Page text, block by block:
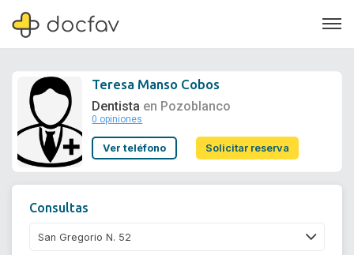
Soporte
Teresa Manso Cobos
Dentista en Pozoblanco
0 opiniones
Ver teléfono Solicitar reserva
Consultas